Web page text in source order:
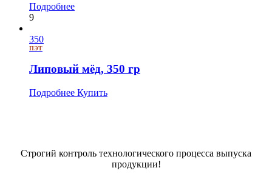
Подробнее
9
350
ПЭТ
Липовый мёд, 350 гр
Подробнее Купить
Строгий контроль технологического процесса выпуска
продукции!